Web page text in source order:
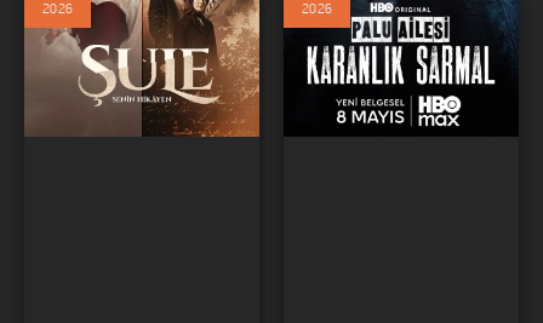
2026 2026